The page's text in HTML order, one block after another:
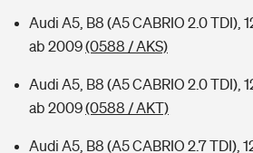
Audi A5, B8 (A5 CABRIO 2.0 TDI),
ab 2009(0588 / AKS)
Audi A5, B8 (A5 CABRIO 2.0 TDI),
ab 2009(0588 / AKT)
Audi A5, B8 (A5 CABRIO 2.7 TDI),